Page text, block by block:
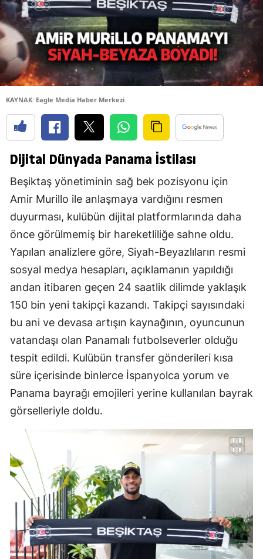
KAYNAK: Eagle Media Haber Merkezi
Dijital Dünyada Panama İstilası
Beşiktaş yönetiminin sağ bek pozisyonu için
Amir Murillo ile anlaşmaya vardığını resmen
duyurması, kulübün dijital platformlarında daha
önce görülmemiş bir hareketliliğe sahne oldu.
Yapılan analizlere göre, Siyah-Beyazlıların resmi
sosyal medya hesapları, açıklamanın yapıldığı
andan itibaren geçen 24 saatlik dilimde yaklaşık
150 bin yeni takipçi kazandı. Takipçi sayısındaki
bu ani ve devasa artışın kaynağının, oyuncunun
vatandaşı olan Panamalı futbolseverler olduğu
tespit edildi. Kulübün transfer gönderileri kısa
süre içerisinde binlerce İspanyolca yorum ve
Panama bayrağı emojileri yerine kullanılan bayrak
görselleriyle doldu.